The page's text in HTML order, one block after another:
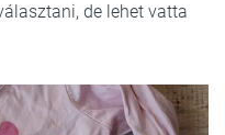
de lehet vatta